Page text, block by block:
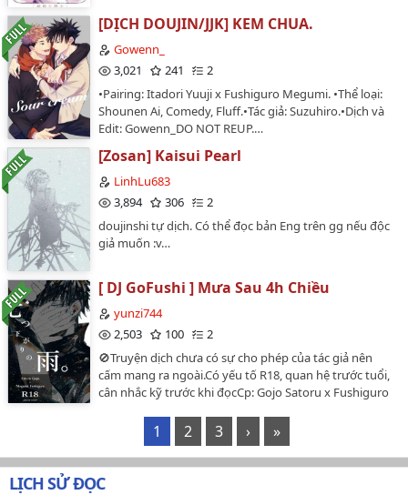
nhở mình nhé!☀️ Nếu có vấn đề gì, mình sẽ xoá
album!…
[DỊCH DOUJIN/JJK] KEM CHUA.
Gowenn_
3,021
241
2
•Pairing: Itadori Yuuji x Fushiguro Megumi. •Thể loại:
Shounen Ai, Comedy, Fluff.•Tác giả: Suzuhiro.•Dịch và
Edit: Gowenn_DO NOT REUP.…
[Zosan] Kaisui Pearl
LinhLu683
3,894
306
2
doujinshi tự dịch. Có thể đọc bản Eng trên gg nếu độc
giả muốn :v…
[ DJ GoFushi ] Mưa Sau 4h Chiều
yunzi744
2,503
100
2
🚫Truyện dịch chưa có sự cho phép của tác giả nên
cấm mang ra ngoài.Có yếu tố R18, quan hệ trước tuổi,
cân nhắc kỹ trước khi đọcCp: Gojo Satoru x Fushiguro
1 2 3 › »
LỊCH SỬ ĐỌC